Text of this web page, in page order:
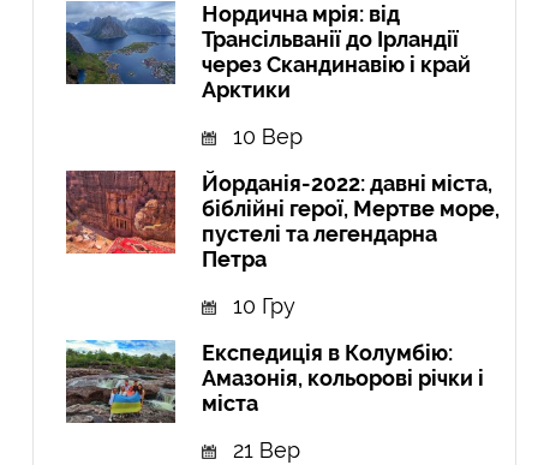
Нордична мрія: від
Трансільванії до Ірландії
через Скандинавію і край
Арктики
10 Вер
Йорданія-2022: давні міста,
біблійні герої, Мертве море,
пустелі та легендарна
Петра
10 Гру
Експедиція в Колумбію:
Амазонія, кольорові річки і
міста
21 Вер